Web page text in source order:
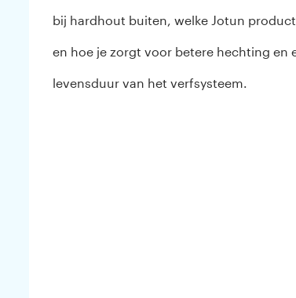
bij hardhout buiten, welke Jotun
en hoe je zorgt voor betere hechting en
levensduur van het verfsysteem.